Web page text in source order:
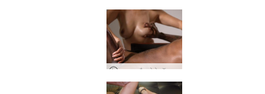
अमाया और गोरो हॉट हाथ हस्तमैथुन